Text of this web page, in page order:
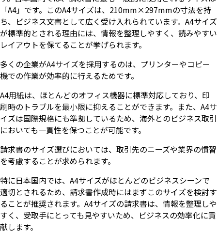
「A4」です。このA4サイズは、210mm×297mmの寸法を持
ち、ビジネス文書として広く受け入れられています。A4サイズ
が標準的とされる理由には、情報を整理しやすく、読みやすい
レイアウトを保てることが挙げられます。
多くの企業がA4サイズを採用するのは、プリンターやコピー
機での作業が効率的に行えるためです。
A4用紙は、ほとんどのオフィス機器に標準対応しており、印
刷時のトラブルを最小限に抑えることができます。また、A4サ
イズは国際規格にも準拠しているため、海外とのビジネス取引
においても一貫性を保つことが可能です。
請求書のサイズ選びにおいては、取引先のニーズや業界の慣習
を考慮することが求められます。
特に日本国内では、A4サイズがほとんどのビジネスシーンで
適切とされるため、請求書作成時にはまずこのサイズを検討す
ることが推奨されます。A4サイズの請求書は、情報を整理しや
すく、受取手にとっても見やすいため、ビジネスの効率化に貢
献します。